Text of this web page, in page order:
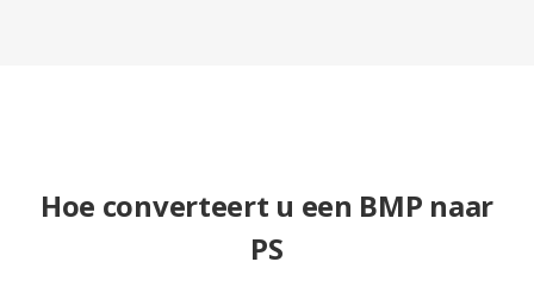
Hoe converteert u een BMP naar
PS